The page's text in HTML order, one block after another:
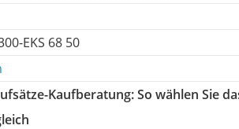
EKS 68 50
Kaufberatung: So wählen Sie